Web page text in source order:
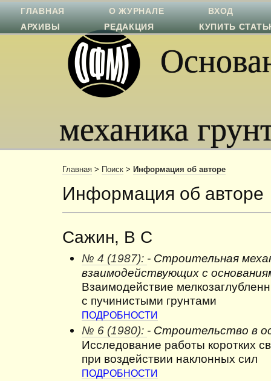
механика
ГЛАВНАЯ О ЖУРНАЛЕ
ВХОД
АРХИВЫ
РЕДАКЦИЯ КУПИТЬ
Главная > Поиск > Информация об авторе
Информация об авторе
Сажин, В С
№ 4 (1987): - Строительная
взаимодействующих с
Взаимодействие
с пучинистыми грунтами
ПОДРОБНОСТИ
№ 6 (1980): - Строительство в
Исследование работы коротких
при воздействии наклонных сил
ПОДРОБНОСТИ